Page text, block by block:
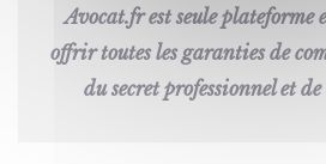
Avocat.fr est seule plateforme
offrir toutes les garanties de
du secret professionnel et